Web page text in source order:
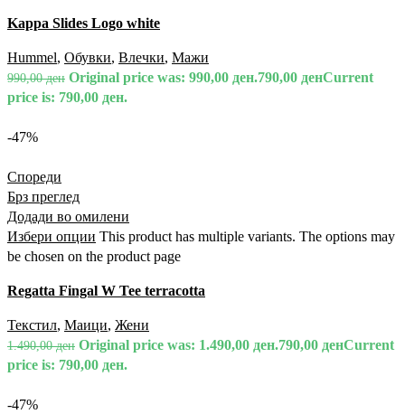
Kappa Slides Logo white
Hummel, Обувки, Влечки, Мажи
990,00ден Original price was: 990,00 ден.790,00 денCurrent
price is: 790,00 ден.
-47%
Спореди
Брз преглед
Додади во омилени
Избери опции This product has multiple variants. The options may
be chosen on the product page
Regatta Fingal W Tee terracotta
Текстил, Маици, Жени
1.490,00ден Original price was: 1.490,00 ден.790,00 денCurrent
price is: 790,00 ден.
-47%